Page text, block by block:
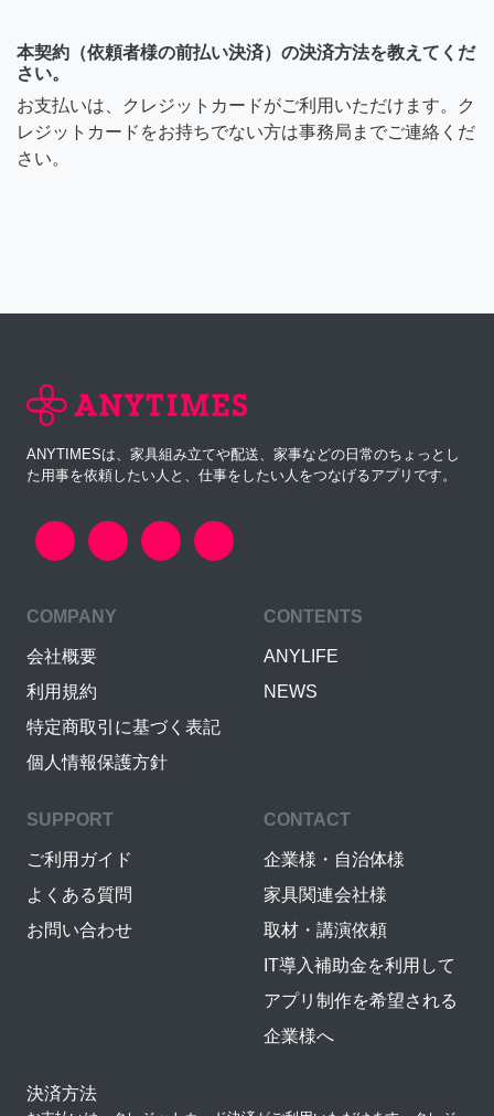
本契約（依頼者様の前払い決済）の決済方法を教えてくだ
さい。
お支払いは、クレジットカードがご利用いただけます。ク
レジットカードをお持ちでない方は事務局までご連絡くだ
さい。
ANYTIMESは、家具組み立てや配送、家事などの日常のちょっとし
た用事を依頼したい人と、仕事をしたい人をつなげるアプリです。
COMPANY
会社概要
利用規約
特定商取引に基づく表記
個人情報保護方針
CONTENTS
ANYLIFE
NEWS
SUPPORT
ご利用ガイド
よくある質問
お問い合わせ
CONTACT
企業様・自治体様
家具関連会社様
取材・講演依頼
IT導入補助金を利用して
アプリ制作を希望される
企業様へ
決済方法